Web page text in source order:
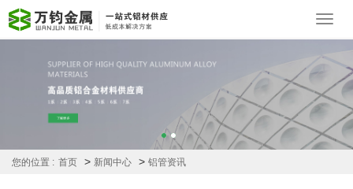
您的位置 : 首页 > 新闻中心 > 铝管资讯